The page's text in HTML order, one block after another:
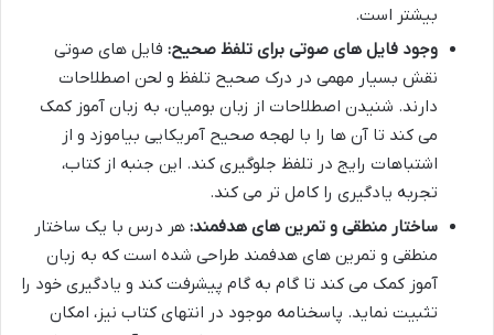
بیشتر است.
وجود فایل های صوتی برای تلفظ صحیح: فایل های صوتی
نقش بسیار مهمی در درک صحیح تلفظ و لحن اصطلاحات
دارند. شنیدن اصطلاحات از زبان بومیان، به زبان آموز کمک
می کند تا آن ها را با لهجه صحیح آمریکایی بیاموزد و از
اشتباهات رایج در تلفظ جلوگیری کند. این جنبه از کتاب،
تجربه یادگیری را کامل تر می کند.
ساختار منطقی و تمرین های هدفمند: هر درس با یک ساختار
منطقی و تمرین های هدفمند طراحی شده است که به زبان
آموز کمک می کند تا گام به گام پیشرفت کند و یادگیری خود را
تثبیت نماید. پاسخنامه موجود در انتهای کتاب نیز، امکان